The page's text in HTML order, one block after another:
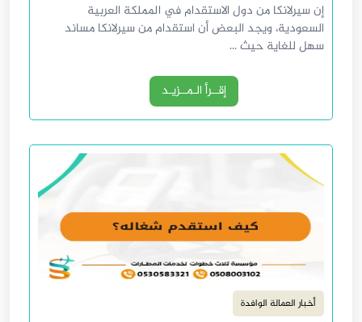
إن سيرلانكا من دول الاستقدام في المملكة العربية
السعودية، ويجد البعض أن استقدام من سيرلانكا مساند
سهل للغاية حيث ...
إقــرأ الـمــزيـد
أخبار العمالة الوافدة